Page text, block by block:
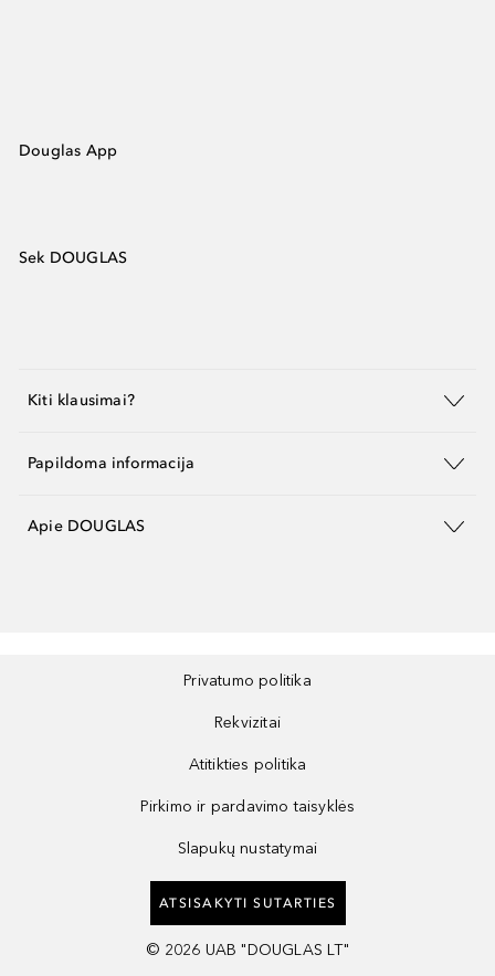
Douglas App
Sek DOUGLAS
Kiti klausimai?
Papildoma informacija
Apie DOUGLAS
Privatumo politika
Rekvizitai
Atitikties politika
Pirkimo ir pardavimo taisyklės
Slapukų nustatymai
ATSISAKYTI SUTARTIES
© 2026 UAB "DOUGLAS LT"